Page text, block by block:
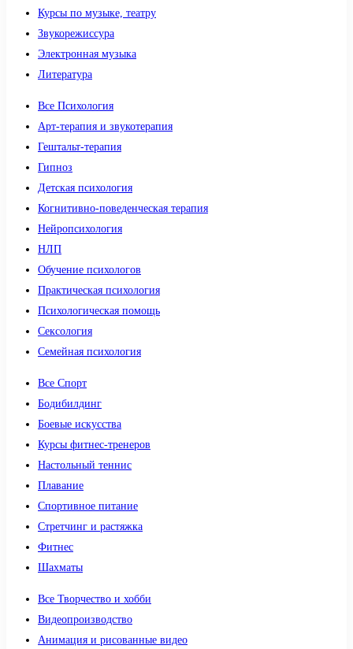
Курсы по музыке, театру
Звукорежиссура
Электронная музыка
Литература
Все Психология
Арт-терапия и звукотерапия
Гештальт-терапия
Гипноз
Детская психология
Когнитивно-поведенческая терапия
Нейропсихология
НЛП
Обучение психологов
Практическая психология
Психологическая помощь
Сексология
Семейная психология
Все Спорт
Бодибилдинг
Боевые искусства
Курсы фитнес-тренеров
Настольный теннис
Плавание
Спортивное питание
Стретчинг и растяжка
Фитнес
Шахматы
Все Творчество и хобби
Видеопроизводство
Анимация и рисованные видео